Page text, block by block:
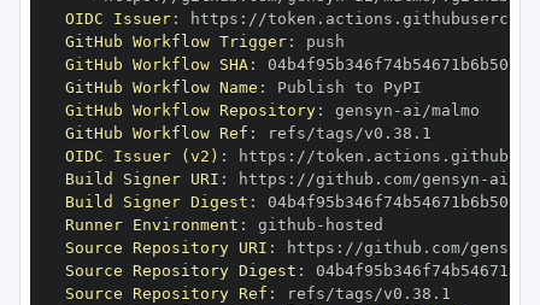
OIDC Issuer: https :
GitHub Workflow Trigger:
GitHub Workflow SHA:
GitHub Workflow Name :
GitHub Workflow Repository: gensyn -
GitHub Workflow Ref :
OIDC Issuer (v2) : https :
Build Signer URI : https : //github.com/gensyn -
Build Signer Digest :
Runner Environment : github -
Source Repository URI : https : //github.com/gensyn
Source Repository Digest :
Source Repository Ref :